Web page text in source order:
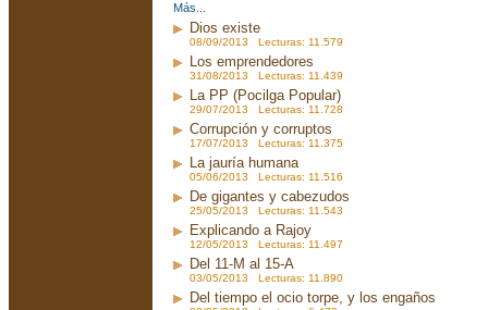
Más...
Dios existe
08/09/2013 Lecturas: 11.579
Los emprendedores
31/08/2013 Lecturas: 11.439
La PP (Pocilga Popular)
29/07/2013 Lecturas: 11.728
Corrupción y corruptos
17/07/2013 Lecturas: 11.375
La jauría humana
05/06/2013 Lecturas: 11.516
De gigantes y cabezudos
25/05/2013 Lecturas: 11.543
Explicando a Rajoy
12/05/2013 Lecturas: 11.497
Del 11-M al 15-A
03/05/2013 Lecturas: 11.890
Del tiempo el ocio torpe, y los engaños